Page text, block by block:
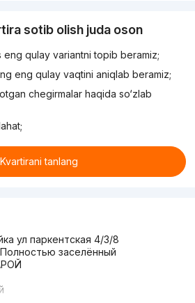
sotib olish juda oson
eng qulay variantni topib beramiz;
eng qulay vaqtini aniqlab beramiz;
chegirmalar haqida so‘zlab
Kvartirani tanlang
ул паркентская 4/3/8
заселённый